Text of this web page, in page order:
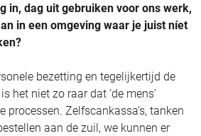
in, dag uit gebruiken voor ons werk,
in een omgeving waar je juist níet
bezetting en tegelijkertijd de
het niet zo raar dat ‘de mens’
Zelfscankassa’s, tanken
aan de zuil, we kunnen er